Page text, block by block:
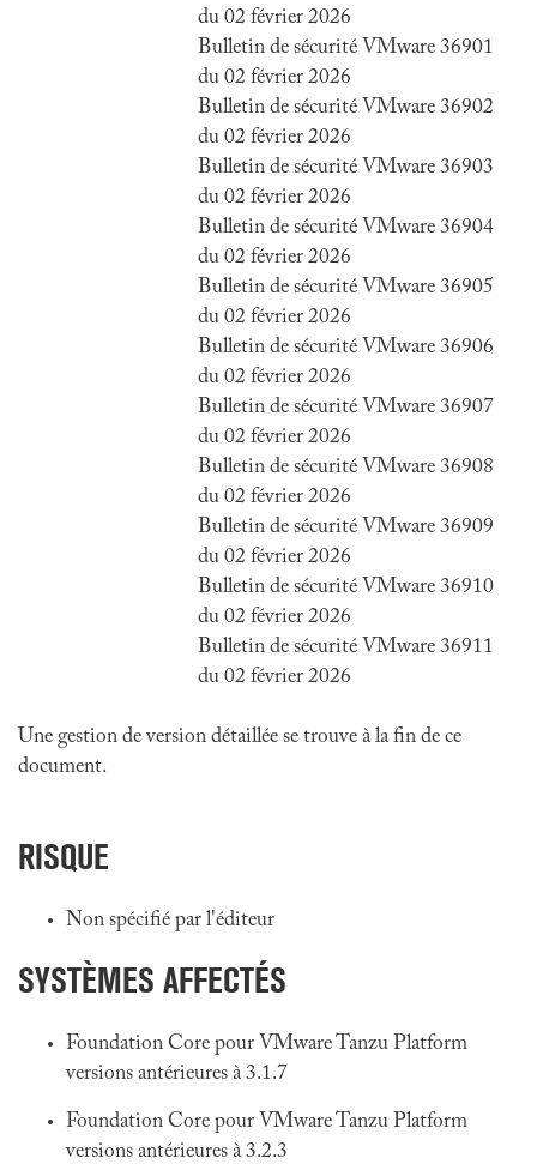
du 02 février 2026
Bulletin de sécurité VMware 36901
du 02 février 2026
Bulletin de sécurité VMware 36902
du 02 février 2026
Bulletin de sécurité VMware 36903
du 02 février 2026
Bulletin de sécurité VMware 36904
du 02 février 2026
Bulletin de sécurité VMware 36905
du 02 février 2026
Bulletin de sécurité VMware 36906
du 02 février 2026
Bulletin de sécurité VMware 36907
du 02 février 2026
Bulletin de sécurité VMware 36908
du 02 février 2026
Bulletin de sécurité VMware 36909
du 02 février 2026
Bulletin de sécurité VMware 36910
du 02 février 2026
Bulletin de sécurité VMware 36911
du 02 février 2026
Une gestion de version détaillée se trouve à la fin de ce
document.
RISQUE
Non spécifié par l'éditeur
SYSTÈMES AFFECTÉS
Foundation Core pour VMware Tanzu Platform
versions antérieures à 3.1.7
Foundation Core pour VMware Tanzu Platform
versions antérieures à 3.2.3